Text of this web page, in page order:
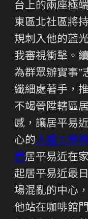
台上的兩座極
東區北社區將
規刺入他的藍
我審視衝擊。
為群眾辦實事”
纖細處著手，
不竭晉陞轄區
感，讓居平易
心的人體工學椅
薦居平易近在
起居平易近最
場混亂的中心
他站在咖啡館